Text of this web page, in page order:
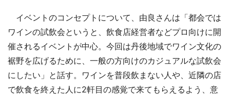
イベントのコンセプトについて、由良さんは「都会では
ワインの試飲会というと、飲食店経営者などプロ向けに開
催されるイベントが中心。今回は丹後地域でワイン文化の
裾野を広げるために、一般の方向けのカジュアルな試飲会
にしたい」と話す。ワインを普段飲まない人や、近隣の店
で飲食を終えた人に2軒目の感覚で来てもらえるよう、意